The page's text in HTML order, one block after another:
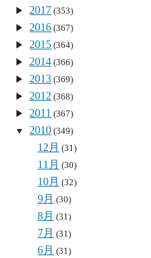
2017 (353)
2016 (367)
2015 (364)
2014 (366)
2013 (369)
2012 (368)
2011 (367)
2010 (349)
12月 (31)
11月 (30)
10月 (32)
9月 (30)
8月 (31)
7月 (31)
6月 (31)